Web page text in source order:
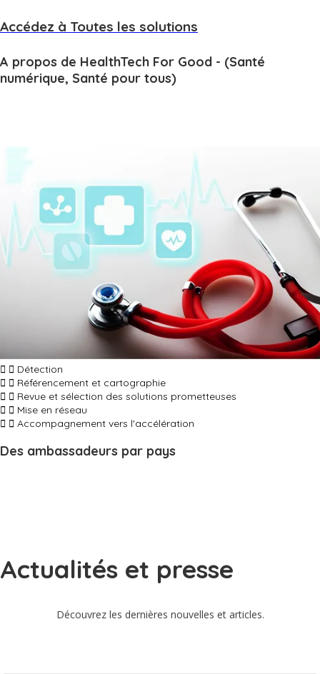
Accédez à Toutes les solutions
A propos de HealthTech For Good - (Santé
numérique, Santé pour tous)
Détection
Référencement et cartographie
Revue et sélection des solutions prometteuses
Mise en réseau
Accompagnement vers l'accélération
Des ambassadeurs par pays
Actualités et presse
Découvrez les dernières nouvelles et articles.